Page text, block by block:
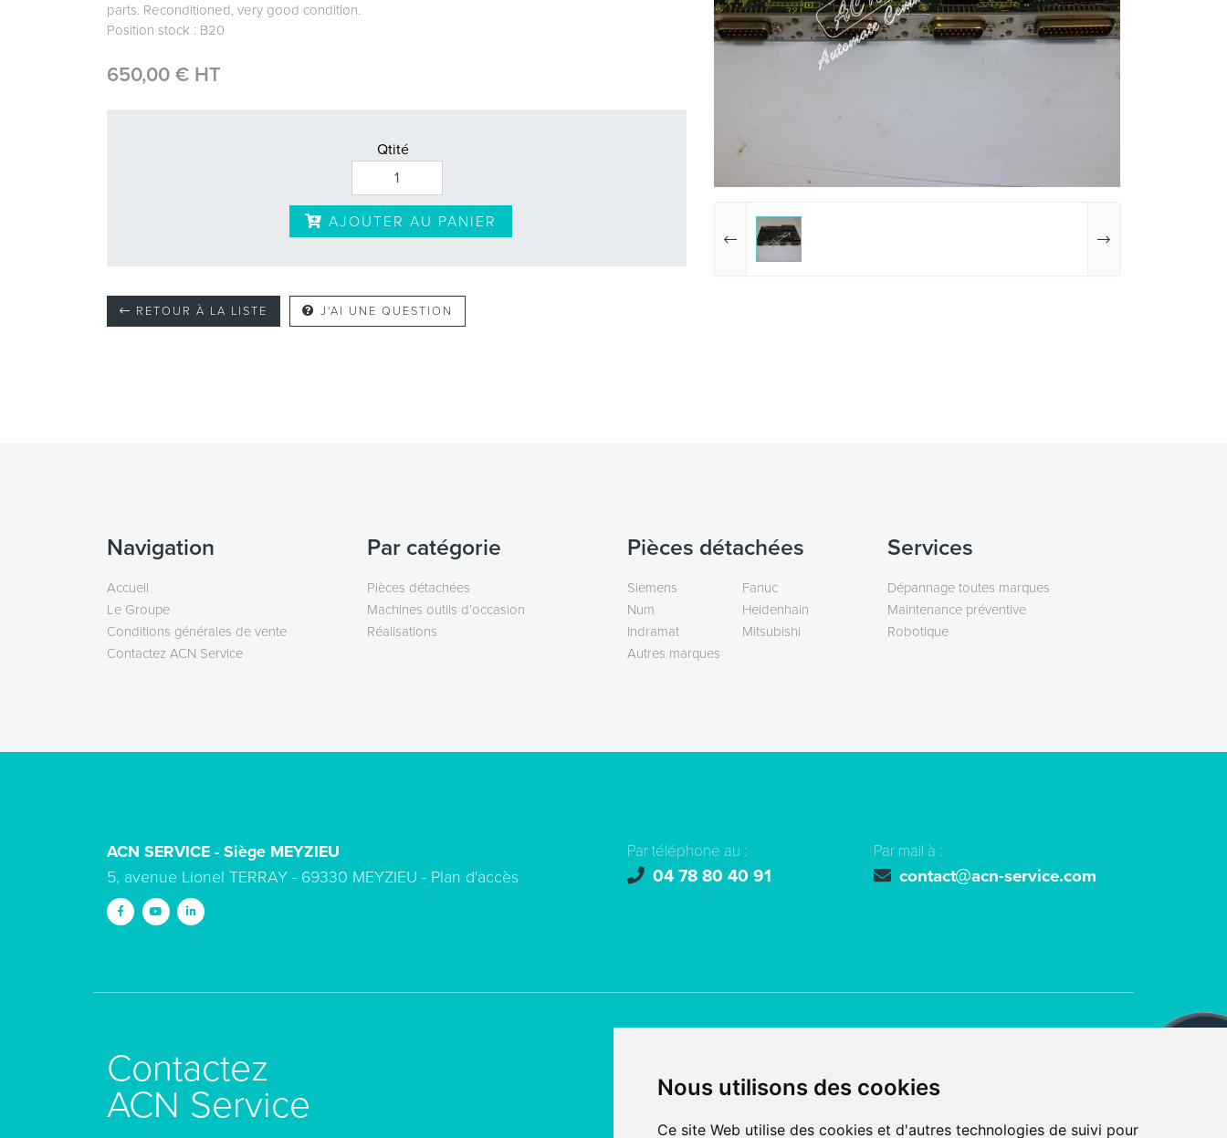
Nous utilisons des cookies
Ce site Web utilise des cookies et d'autres technologies de suivi pour
parts. Reconditioned, very good condition.
Position stock : B20
650,00 € HT
Qtité
AJOUTER AU PANIER
RETOUR À LA LISTE J'AI UNE QUESTION
Navigation
Accueil
Le Groupe
Conditions générales de vente
Contactez ACN Service
Par catégorie
Pièces détachées
Machines outils d’occasion
Réalisations
Pièces détachées
Siemens
Num
Indramat
Autres marques
Fanuc
Heidenhain
Mitsubishi
Services
Dépannage toutes marques
Maintenance préventive
Robotique
ACN SERVICE - Siège MEYZIEU
5, avenue Lionel TERRAY - 69330 MEYZIEU - Plan d'accès
Par téléphone au :
04 78 80 40 91
Par mail à :
contact acn-service.com
Contactez
ACN Service
Création de site internetfait avec
par l’agence digitale